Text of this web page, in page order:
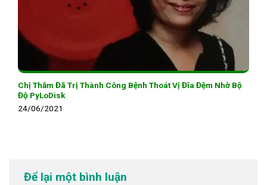
Chị Thắm Đã Trị Thành Công Bệnh Thoát Vị Đĩa Đệm Nhờ Bộ
Độ PyLoDisk
24/06/2021
Để lại một bình luận